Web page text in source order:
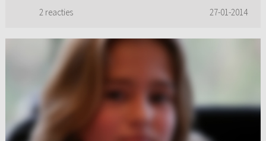
2 reacties 27-01-2014